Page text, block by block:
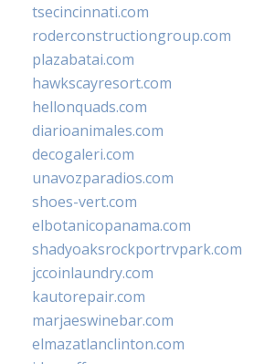
tsecincinnati.com
roderconstructiongroup.com
plazabatai.com
hawkscayresort.com
hellonquads.com
diarioanimales.com
decogaleri.com
unavozparadios.com
shoes-vert.com
elbotanicopanama.com
shadyoaksrockportrvpark.com
jccoinlaundry.com
kautorepair.com
marjaeswinebar.com
elmazatlanclinton.com